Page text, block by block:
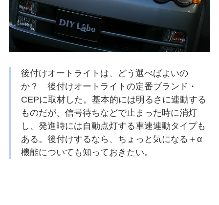
後付けオートライトは、どう選べばよいの
か？ 後付けオートライトの定番ブランド・
CEPに取材した。基本的には明るさに連動する
ものだが、信号待ちなどで止まった時に消灯
し、発進時には自動点灯する車速連動タイプも
ある。後付けするなら、ちょっと気になる＋α
機能についても知っておきたい。